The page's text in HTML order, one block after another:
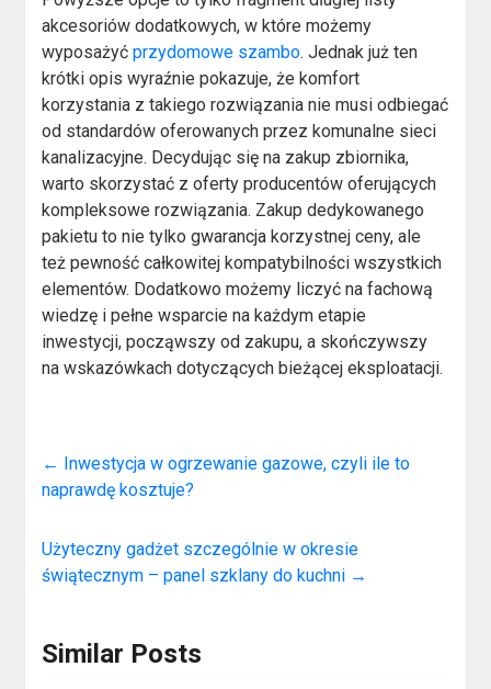
akcesoriów dodatkowych, w które możemy
wyposażyćprzydomowe szambo. Jednak już ten
krótki opis wyraźnie pokazuje, że komfort
korzystania z takiego rozwiązania nie musi odbiegać
od standardów oferowanych przez komunalne sieci
kanalizacyjne. Decydując się na zakup zbiornika,
warto skorzystać z oferty producentów oferujących
kompleksowe rozwiązania. Zakup dedykowanego
pakietu to nie tylko gwarancja korzystnej ceny, ale
też pewność całkowitej kompatybilności wszystkich
elementów. Dodatkowo możemy liczyć na fachową
wiedzę i pełne wsparcie na każdym etapie
inwestycji, począwszy od zakupu, a skończywszy
na wskazówkach dotyczących bieżącej eksploatacji.
←
Inwestycja w ogrzewanie gazowe, czyli ile to
naprawdę kosztuje?
Użyteczny gadżet szczególnie w okresie
świątecznym – panel szklany do kuchni →
Similar Posts